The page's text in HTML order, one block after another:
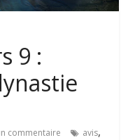
9 :
commentaire avis,